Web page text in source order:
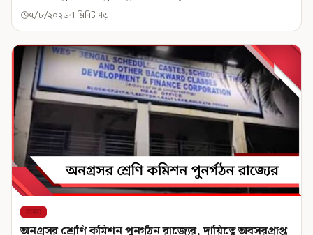
৭/৮/২০২৬ 1 মিনিট পড়া
রাজ্য
অনগ্রসর শ্রেণি কমিশন পুনর্গঠন রাজ্যের, দায়িত্বে অবসরপ্রাপ্ত